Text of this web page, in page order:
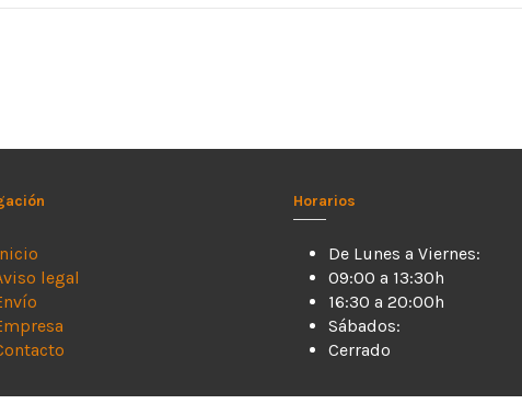
legal
Horarios
De Lunes a Viernes:
09:00 a 13:30h
16:30 a 20:00h
Sábados:
Cerrado